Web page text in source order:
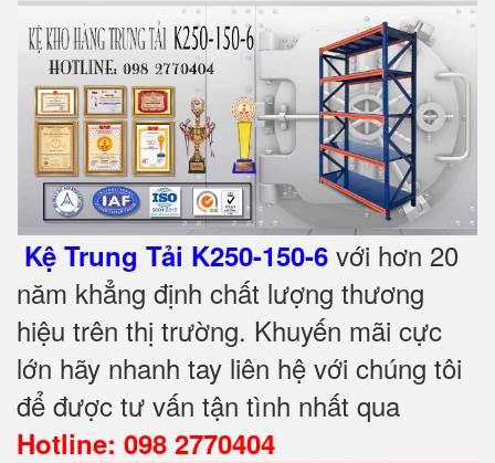
Kệ Trung Tải K250-150-6 với hơn 20
năm khẳng định chất lượng thương
hiệu trên thị trường. Khuyến mãi cực
lớn hãy nhanh tay liên hệ với chúng tôi
để được tư vấn tận tình nhất qua
Hotline: 098 2770404